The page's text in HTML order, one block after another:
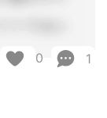
0 1